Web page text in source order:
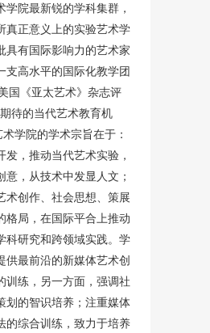
学院最新锐的学科集群，
真正意义上的实验艺术学
具有国际影响力的艺术家
支高水平的国际化教学团
国《亚太艺术》杂志评
待的当代艺术教育机
学院的学术宗旨在于：
发，推动当代艺术实验，
意，从技术中发显人文；
术创作、社会思想、策展
格局，在国际平合上推动
科研究和跨领域实践。学
供最前沿的新媒体艺术创
训练，另一方面，强调社
划的智识培养；注重媒体
的综合训练，致力于培养